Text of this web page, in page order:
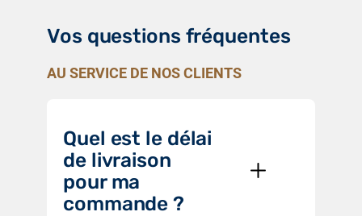
Vos questions fréquentes
AU SERVICE DE NOS CLIENTS
Quel est le délai
de livraison
pour ma
commande ?